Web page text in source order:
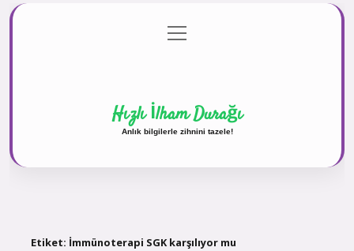
Gizlilik Politikası
menüyü
aç
Hızlı İlham Durağı
Anlık bilgilerle zihnini tazele!
Etiket: İmmünoterapi SGK karşılıyor mu